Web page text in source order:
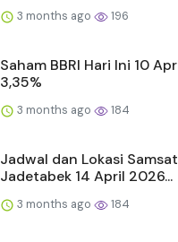
3 months ago 196
Saham BBRI Hari Ini 10
3,35%
3 months ago 184
Jadwal dan Lokasi
Jadetabek 14 April 2026...
3 months ago 184